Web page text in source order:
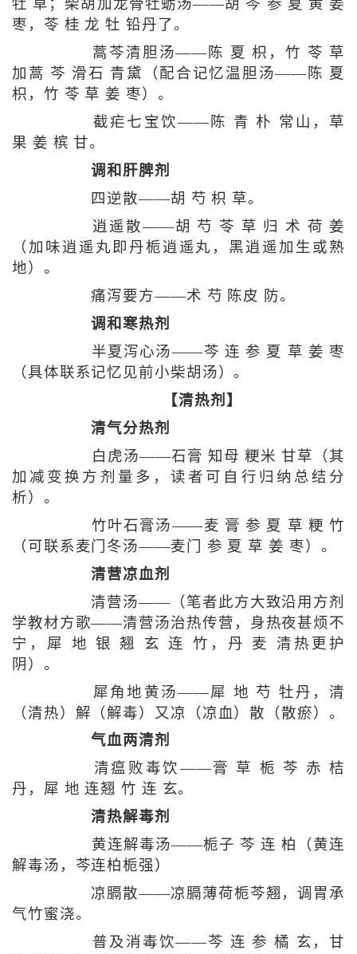
牡 草；柴胡加龙骨牡蛎汤——胡 芩 参 夏 黄 姜
枣，苓 桂 龙 牡 铅丹了。
蒿芩清胆汤——陈 夏 枳，竹 苓 草
加蒿 芩 滑石 青黛（配合记忆温胆汤——陈 夏
枳，竹 苓 草 姜 枣）。
截疟七宝饮——陈 青 朴 常山，草
果 姜 槟 甘。
调和肝脾剂
四逆散——胡 芍 枳 草。
逍遥散——胡 芍 苓 草 归 术 荷 姜
（加味逍遥丸即丹栀逍遥丸，黑逍遥加生或熟
地）。
痛泻要方——术 芍 陈皮 防。
调和寒热剂
半夏泻心汤——芩 连 参 夏 草 姜 枣
（具体联系记忆见前小柴胡汤）。
【清热剂】
清气分热剂
白虎汤——石膏 知母 粳米 甘草（其
加减变换方剂量多，读者可自行归纳总结分
析）。
竹叶石膏汤——麦 膏 参 夏 草 粳 竹
（可联系麦门冬汤——麦门 参 夏 草 姜 枣）。
清营凉血剂
清营汤——（笔者此方大致沿用方剂
学教材方歌——清营汤治热传营，身热夜甚烦不
宁，犀 地 银 翘 玄 连 竹，丹 麦 清热更护
阴）。
犀角地黄汤——犀 地 芍 牡丹，清
（清热）解（解毒）又凉（凉血）散（散瘀）。
气血两清剂
清瘟败毒饮——膏 草 栀 芩 赤 桔
丹，犀 地 连翘 竹 连 玄。
清热解毒剂
黄连解毒汤——栀子 芩 连 柏（黄连
解毒汤，芩连柏栀强）
凉膈散——凉膈薄荷栀芩翘，调胃承
气竹蜜浇。
普及消毒饮——芩 连 参 橘 玄，甘